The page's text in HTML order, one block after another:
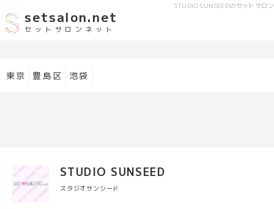
STUDIO SUNSEEDのセットサロン
setsalon.net
セットサロンネット
東京 豊島区 池袋
STUDIO SUNSEED
スタジオサンシード